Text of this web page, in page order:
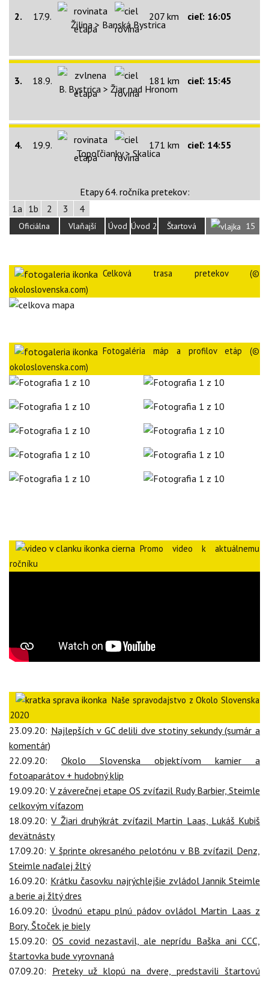
2. 17.9.
Žilina > Banská Bystrica
207 km cieľ: 16:05
3. 18.9.
B. Bystrica > Žiar nad Hronom
181 km cieľ: 15:45
4. 19.9.
Topoľčianky > Skalica
171 km cieľ: 14:55
Etapy 64. ročníka pretekov:
1a 1b 2 3 4
Oficiálna
Vlaňajší
Úvod Úvod 2
Štartová
15
Celková trasa pretekov (©
okoloslovenska.com)
Fotogaléria máp a profilov etáp (©
okoloslovenska.com)
Promo video k aktuálnemu
ročníku
Naše spravodajstvo z Okolo Slovenska
2020
23.09.20: Najlepších v GC delili dve stotiny sekundy (sumár a
komentár)
22.09.20: Okolo Slovenska objektívom kamier a
fotoaparátov + hudobný klip
19.09.20: V záverečnej etape OS zvíťazil Rudy Barbier, Steimle
celkovým víťazom
18.09.20:V Žiari druhýkrát zvíťazil Martin Laas, Lukáš Kubiš
devätnásty
17.09.20: V šprinte okresaného pelotónu v BB zvíťazil Denz,
Steimle naďalej žltý
16.09.20: Krátku časovku najrýchlejšie zvládol Jannik Steimle
a berie aj žltý dres
16.09.20: Úvodnú etapu plnú pádov ovládol Martin Laas z
Bory, Štoček je biely
15.09.20:OS covid nezastavil, ale neprídu Baška ani CCC,
štartovka bude vyrovnaná
07.09.20: Preteky už klopú na dvere, predstavili štartovú